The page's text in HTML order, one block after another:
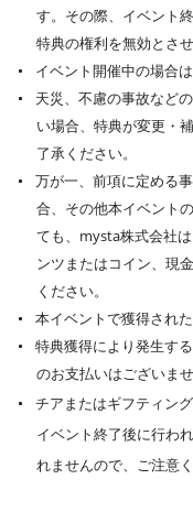
す。その際、イベント
特典の権利を無効とさ
イベント開催中の場合
天災、不慮の事故など
い場合、特典が変更・
了承ください。
万が一、前項に定める
合、その他本イベント
ても、mysta株式会社
ンツまたはコイン、現
ください。
本イベントで獲得され
特典獲得により発生す
のお支払いはございませ
チアまたはギフティン
イベント終了後に行わ
れませんので、ご注意く